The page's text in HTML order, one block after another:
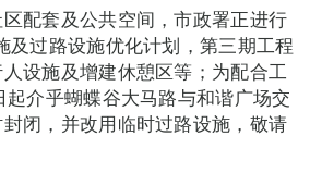
配套及公共空间，市政署正进行
及过路设施优化计划，第三期工程
设施及增建休憩区等；为配合工
介乎蝴蝶谷大马路与和谐广场交
闭，并改用临时过路设施，敬请